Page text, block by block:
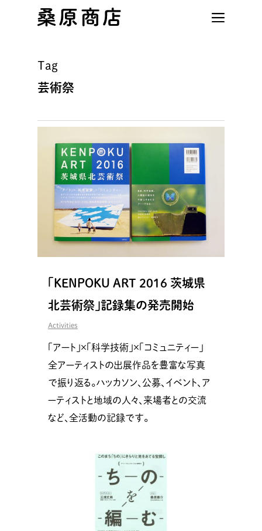
Tag
芸術祭
「KENPOKU ART 2016 茨城県
北芸術祭」記録集の発売開始
Activities
「アート」×「科学技術」×「コミュニティー」
全アーティストの出展作品を豊富な写真
で振り返る。ハッカソン、公募、イベント、ア
ーティストと地域の人々、来場者との交流
など、全活動の記録です。